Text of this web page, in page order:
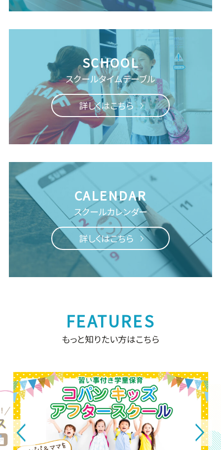
スクールタイムテーブル
詳しくはこちら
スクールカレンダー
詳しくはこちら
もっと知りたい方はこちら